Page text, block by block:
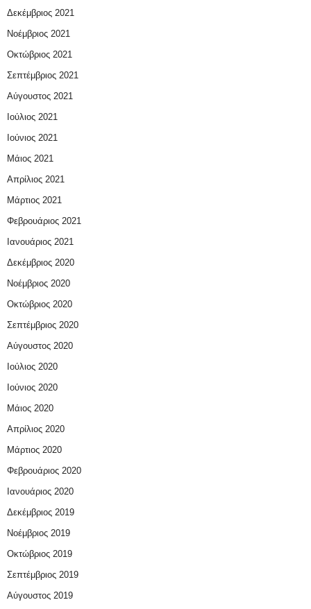
Δεκέμβριος 2021
Νοέμβριος 2021
Οκτώβριος 2021
Σεπτέμβριος 2021
Αύγουστος 2021
Ιούλιος 2021
Ιούνιος 2021
Μάιος 2021
Απρίλιος 2021
Μάρτιος 2021
Φεβρουάριος 2021
Ιανουάριος 2021
Δεκέμβριος 2020
Νοέμβριος 2020
Οκτώβριος 2020
Σεπτέμβριος 2020
Αύγουστος 2020
Ιούλιος 2020
Ιούνιος 2020
Μάιος 2020
Απρίλιος 2020
Μάρτιος 2020
Φεβρουάριος 2020
Ιανουάριος 2020
Δεκέμβριος 2019
Νοέμβριος 2019
Οκτώβριος 2019
Σεπτέμβριος 2019
Αύγουστος 2019